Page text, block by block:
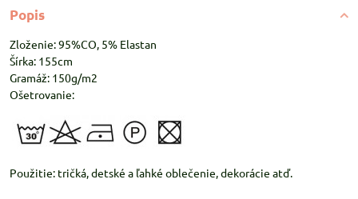
Popis
Zloženie: 95%CO, 5% Elastan
Šírka: 155cm
Gramáž: 150g/m2
Ošetrovanie:
Použitie: tričká, detské a ľahké oblečenie, dekorácie atď.